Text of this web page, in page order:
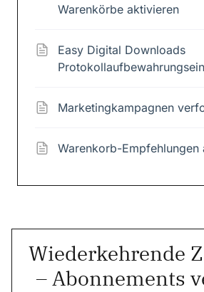
Warenkörbe aktivieren
Easy Digital Downloads
Marketingkampagnen
Warenkorb-Empfehlungen
Wiederkehrende
– Abonnements